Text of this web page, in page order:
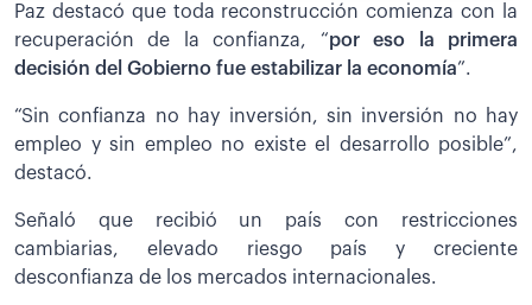
Paz destacó que toda reconstrucción comienza con la
recuperación de la confianza, “por eso la primera
decisión del Gobierno fue estabilizar la economía”.
“Sin confianza no hay inversión, sin inversión no hay
empleo y sin empleo no existe el desarrollo posible”,
destacó.
Señaló que recibió un país con restricciones
cambiarias, elevado riesgo país y creciente
desconfianza de los mercados internacionales.